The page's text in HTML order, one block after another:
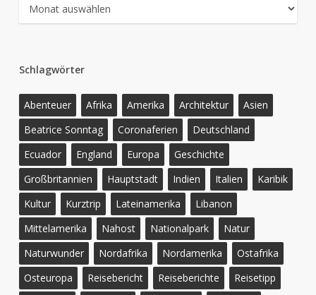
Archiv
Schlagwörter
Abenteuer Afrika Amerika Architektur
Asien
Beatrice Sonntag
Coronaferien
Deutschland
Ecuador
England Europa
Geschichte
Großbritannien
Hauptstadt Indien Italien
Karibik
Kultur
Kurztrip Lateinamerika
Libanon
Mittelamerika
Nahost Nationalpark
Natur
Naturwunder
Nordafrika Nordamerika
Ostafrika
Osteuropa
Reisebericht Reiseberichte
Reisetipp